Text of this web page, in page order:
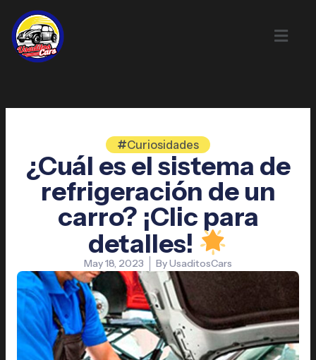
content
Curiosidades
¿Cuál es el sistema de
refrigeración de un
carro? ¡Clic para
detalles!
May 18, 2023 ByUsaditosCars